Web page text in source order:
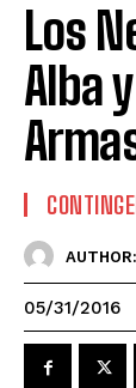
Los
Alba
AUTHOR:
05/31/2016